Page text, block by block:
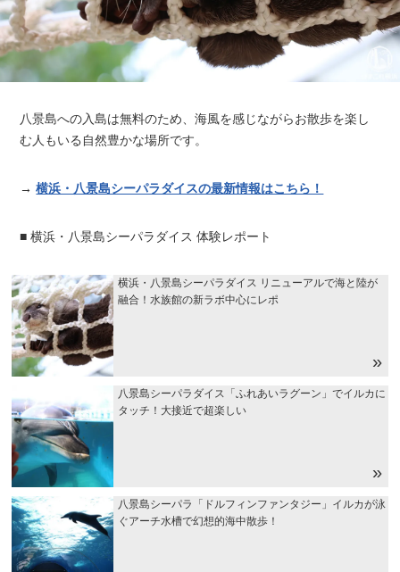
八景島への入島は無料のため、海風を感じながらお散歩を楽し
む人もいる自然豊かな場所です。
→横浜・八景島シーパラダイスの最新情報はこちら！
■ 横浜・八景島シーパラダイス 体験レポート
横浜・八景島シーパラダイス リニューアルで海と陸が
融合！水族館の新ラボ中心にレポ
八景島シーパラダイス「ふれあいラグーン」でイルカに
タッチ！大接近で超楽しい
八景島シーパラ「ドルフィンファンタジー」イルカが泳
ぐアーチ水槽で幻想的海中散歩！